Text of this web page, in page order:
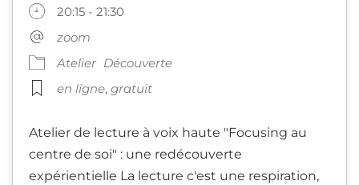
20:15 - 21:30
zoom
Atelier Découverte
en ligne, gratuit
Atelier de lecture à voix haute "Focusing au
centre de soi" : une redécouverte
expérientielle La lecture c'est une respiration,